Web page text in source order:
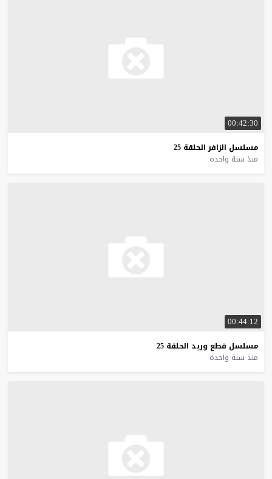
00:42:30
مسلسل الزافر الحلقة 25
منذ سنة واحدة
00:44:12
مسلسل قطع وريد الحلقة 25
منذ سنة واحدة